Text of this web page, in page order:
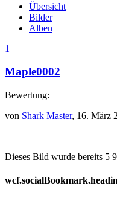
Übersicht
Bilder
Alben
1
Maple0002
Bewertung:
von Shark Master, 16. März
Dieses Bild wurde bereits 5